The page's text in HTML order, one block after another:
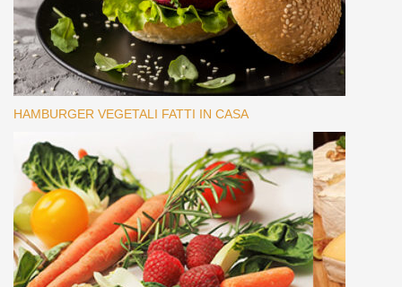
HAMBURGER VEGETALI FATTI IN CASA